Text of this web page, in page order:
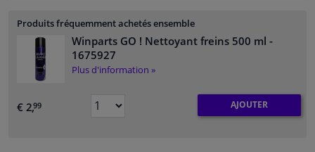
Produits fréquemment achetés ensemble
Winparts GO ! Nettoyant freins 500 ml -
1675927
Plus d'information »
€ 2,99 AJOUTER